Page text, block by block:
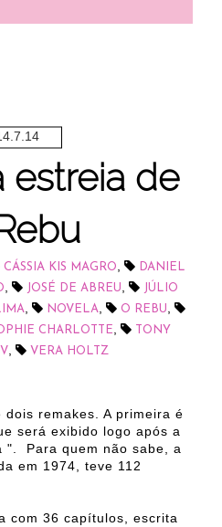
estreia de
CÁSSIA KIS MAGRO,
DANIEL
, JOSÉ DE ABREU,
JÚLIO
, NOVELA, O REBU,
CHARLOTTE,
TONY
, VERA HOLTZ
remakes. A primeira é
será exibido logo após a
". Para quem não sabe, a
em 1974, teve 112
com 36 capítulos, escrita